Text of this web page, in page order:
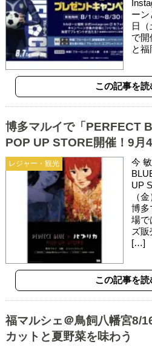
ーン
日
で開
と
この記事を読
レジャー・観光
博多マルイで「PERFECT
POP UP STORE開催！9月
今
UP
（
博多
場で
ズ
[…]
この記事を読
福マルシェ＠鳥飼八幡宮8/
カットと夏野菜を味わう